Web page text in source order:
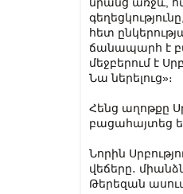
հետ
ճանապարհ է
մեջբերում է
Նա ներելուց»։
Հենց աղոթքը
բացահայտեց
Նորին
վեճերը․
Թերեզան